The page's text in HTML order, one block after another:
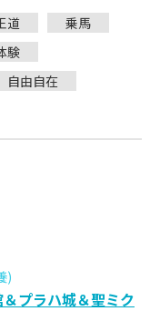
道
乗馬
験
自由自在
)
プラハ城＆聖ミク